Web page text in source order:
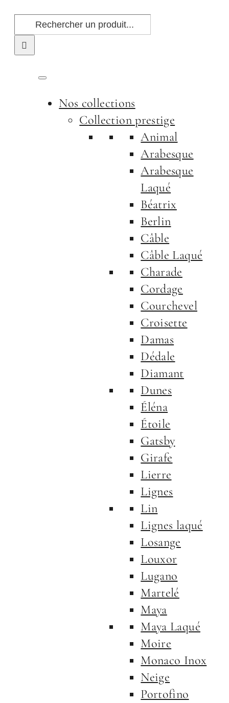
Passer
contenu
Rechercher:
Nos collections
Collection prestige
Animal
Arabesque
Arabesque
Laqué
Béatrix
Berlin
Câble
Câble Laqué
Charade
Cordage
Courchevel
Croisette
Damas
Dédale
Diamant
Dunes
Éléna
Étoile
Gatsby
Girafe
Lierre
Lignes
Lin
Lignes laqué
Losange
Louxor
Lugano
Martelé
Maya
Maya Laqué
Moire
Monaco Inox
Neige
Portofino